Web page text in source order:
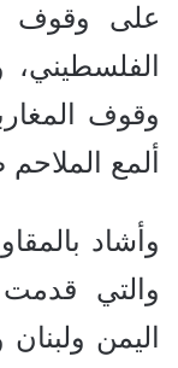
على وقوف
وقوف
ألمع
وأشاد
والتي
اليمن